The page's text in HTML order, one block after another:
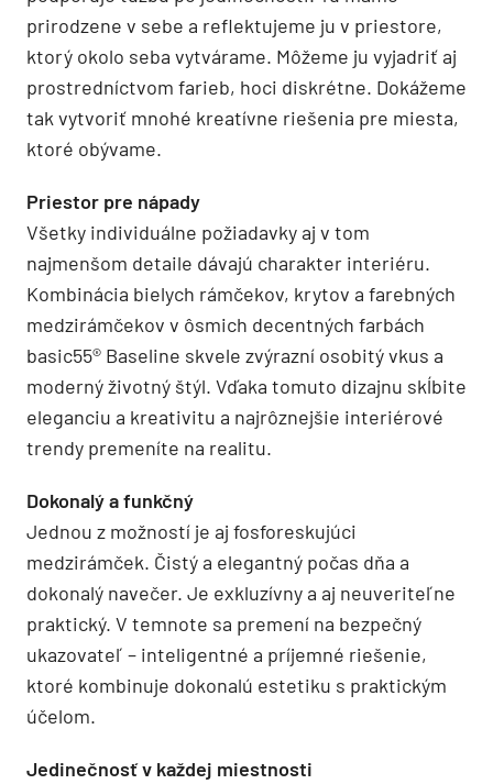
prirodzene v sebe a reflektujeme ju v priestore,
ktorý okolo seba vytvárame. Môžeme ju vyjadriť aj
prostredníctvom farieb, hoci diskrétne. Dokážeme
tak vytvoriť mnohé kreatívne riešenia pre miesta,
ktoré obývame.
Priestor pre nápady
Všetky individuálne požiadavky aj v tom
najmenšom detaile dávajú charakter interiéru.
Kombinácia bielych rámčekov, krytov a farebných
medzirámčekov v ôsmich decentných farbách
basic55® Baseline skvele zvýrazní osobitý vkus a
moderný životný štýl. Vďaka tomuto dizajnu skĺbite
eleganciu a kreativitu a najrôznejšie interiérové
trendy premeníte na realitu.
Dokonalý a funkčný
Jednou z možností je aj fosforeskujúci
medzirámček. Čistý a elegantný počas dňa a
dokonalý navečer. Je exkluzívny a aj neuveriteľne
praktický. V temnote sa premení na bezpečný
ukazovateľ – inteligentné a príjemné riešenie,
ktoré kombinuje dokonalú estetiku s praktickým
účelom.
Jedinečnosť v každej miestnosti